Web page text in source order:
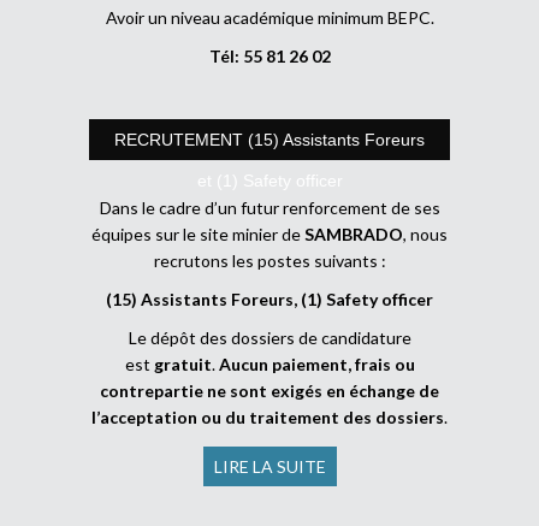
Avoir un niveau académique minimum BEPC.
Tél: 55 81 26 02
RECRUTEMENT (15) Assistants Foreurs
et (1) Safety officer
Dans le cadre d’un futur renforcement de ses
équipes sur le site minier deSAMBRADO, nous
recrutons les postes suivants :
(15) Assistants Foreurs, (1) Safety officer
Le dépôt des dossiers de candidature
est gratuit.Aucun paiement, frais ou
contrepartie ne sont exigés en échange de
l’acceptation ou du traitement des dossiers.
LIRE LA SUITE